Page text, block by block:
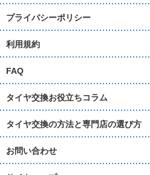
プライバシーポリシー
利用規約
FAQ
タイヤ交換お役立ちコラム
タイヤ交換の方法と専門店の選び方
お問い合わせ